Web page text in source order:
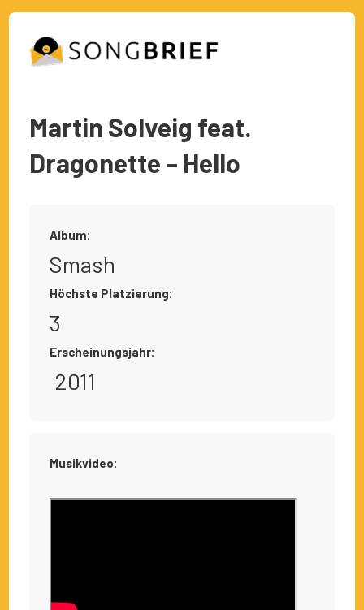
Martin Solveig feat.
Dragonette – Hello
Album:
Smash
Höchste Platzierung:
3
Erscheinungsjahr:
2011
Musikvideo: